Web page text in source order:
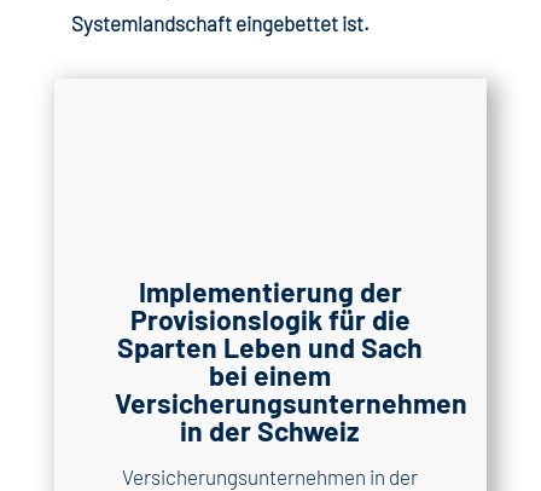
Systemlandschaft eingebettet ist.
Implementierung der
Provisionslogik für die
Sparten Leben und Sach
bei einem
Versicherungsunternehmen
in der Schweiz
Versicherungsunternehmen in der